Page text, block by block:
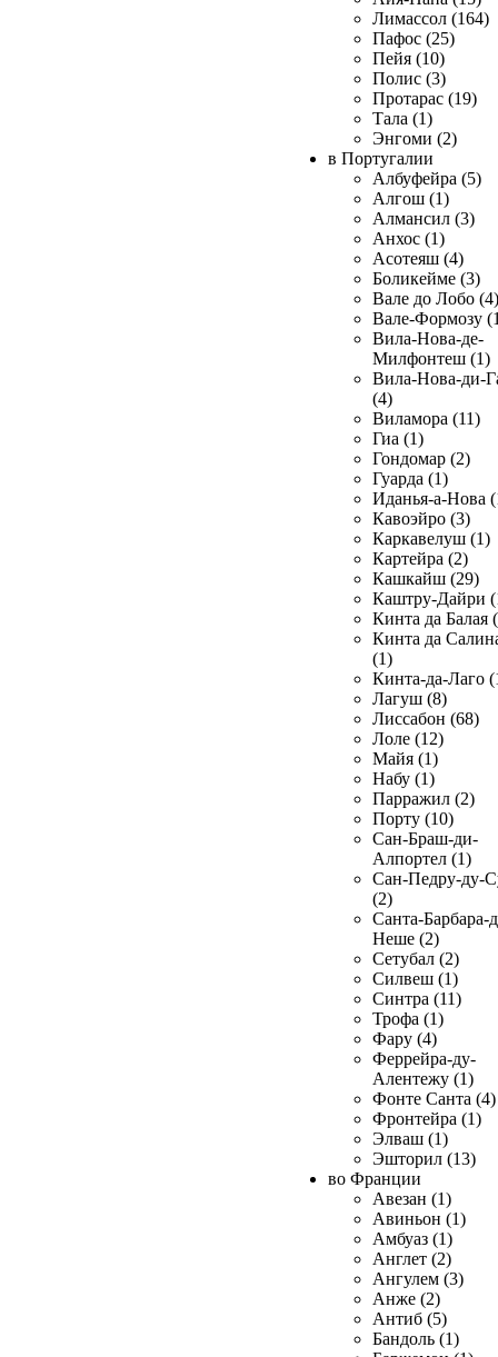
Лимассол (164)
Пафос (25)
Пейя (10)
Полис (3)
Протарас (19)
Тала (1)
Энгоми (2)
в Португалии
Албуфейра (5)
Алгош (1)
Алмансил (3)
Анхос (1)
Асотеяш (4)
Боликейме (3)
Вале до Лобо (4)
Вале-Формозу
Вила-Нова-де-
Милфонтеш (1)
Вила-Нова-ди-
(4)
Виламора (11)
Гиа (1)
Гондомар (2)
Гуарда (1)
Иданья-а-Нова
Кавоэйро (3)
Каркавелуш (1)
Картейра (2)
Кашкайш (29)
Каштру-Дайри
Кинта да Балая
Кинта да
(1)
Кинта-да-Лаго
Лагуш (8)
Лиссабон (68)
Лоле (12)
Майя (1)
Набу (1)
Парражил (2)
Порту (10)
Сан-Браш-ди-
Алпортел (1)
Сан-Педру-ду-
(2)
Санта-Барбара-
Неше (2)
Сетубал (2)
Силвеш (1)
Синтра (11)
Трофа (1)
Фару (4)
Феррейра-ду-
Алентежу (1)
Фонте Санта (4)
Фронтейра (1)
Элваш (1)
Эшторил (13)
во Франции
Авезан (1)
Авиньон (1)
Амбуаз (1)
Англет (2)
Ангулем (3)
Анже (2)
Антиб (5)
Бандоль (1)